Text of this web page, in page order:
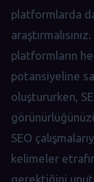
platformlarda
platformların
potansiyeline
oluştururken,
SEO
kelimeler
gerektiğini